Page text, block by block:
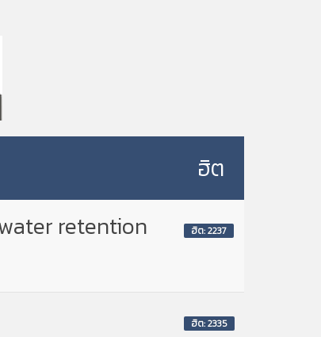
ฮิต
retention
ฮิต: 2237
ฮิต: 2335